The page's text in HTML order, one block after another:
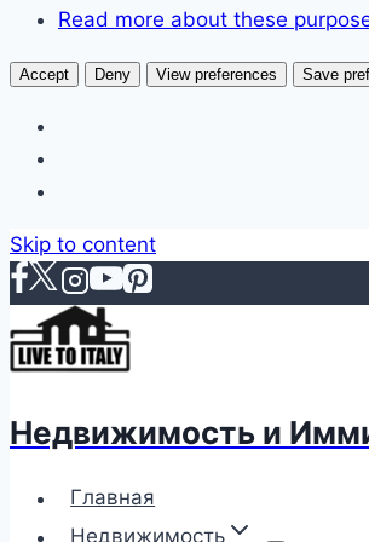
Read more about these
Accept Deny View preferences Save
Skip to content
Недвижимость и
Главная
Недвижимость